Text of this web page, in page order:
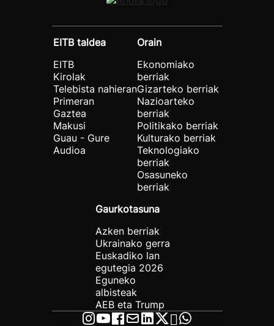
EITB taldea
EITB
Kirolak
Telebista nahieran
Primeran
Gaztea
Makusi
Guau - Gure
Audioa
Orain
Ekonomiako
berriak
Gizarteko berriak
Nazioarteko
berriak
Politikako berriak
Kulturako berriak
Teknologiako
berriak
Osasuneko
berriak
Gaurkotasuna
Azken berriak
Ukrainako gerra
Euskadiko lan
egutegia 2026
Eguneko
albisteak
AEB eta Trump